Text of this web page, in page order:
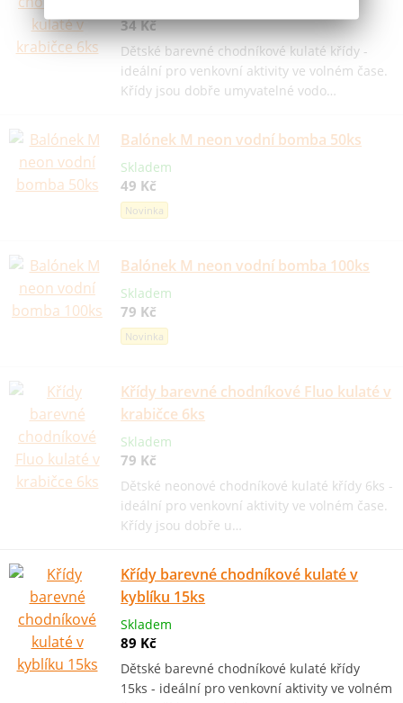
34 Kč
Dětské barevné chodníkové kulaté křídy -
ideální pro venkovní aktivity ve volném čase.
Křídy jsou dobře umyvatelné vodo…
Balónek M neon vodní bomba 50ks
Skladem
49 Kč
Novinka
Balónek M neon vodní bomba 100ks
Skladem
79 Kč
Novinka
Křídy barevné chodníkové Fluo kulaté v
krabičce 6ks
Skladem
79 Kč
Dětské neonové chodníkové kulaté křídy 6ks -
ideální pro venkovní aktivity ve volném čase.
Křídy jsou dobře u…
Křídy barevné chodníkové kulaté v
kyblíku 15ks
Skladem
89 Kč
Dětské barevné chodníkové kulaté křídy
15ks - ideální pro venkovní aktivity ve volném